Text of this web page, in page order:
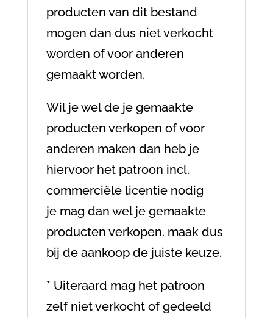
producten van dit bestand
mogen dan dus niet verkocht
worden of voor anderen
gemaakt worden.
Wil je wel de je gemaakte
producten verkopen of voor
anderen maken dan heb je
hiervoor het patroon incl.
commerciële licentie nodig
je mag dan wel je gemaakte
producten verkopen. maak dus
bij de aankoop de juiste keuze.
* Uiteraard mag het patroon
zelf niet verkocht of gedeeld